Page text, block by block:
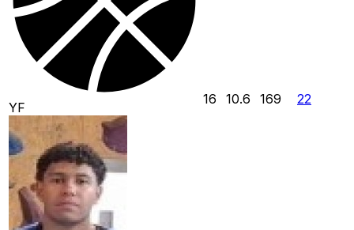
YF
16 10.6 169 22